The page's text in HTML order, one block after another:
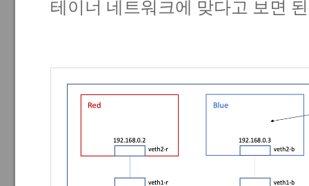
테이너 네트워크에 맞다고 보면